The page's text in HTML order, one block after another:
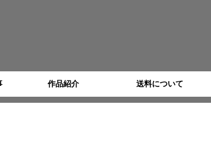
作品紹介 送料について